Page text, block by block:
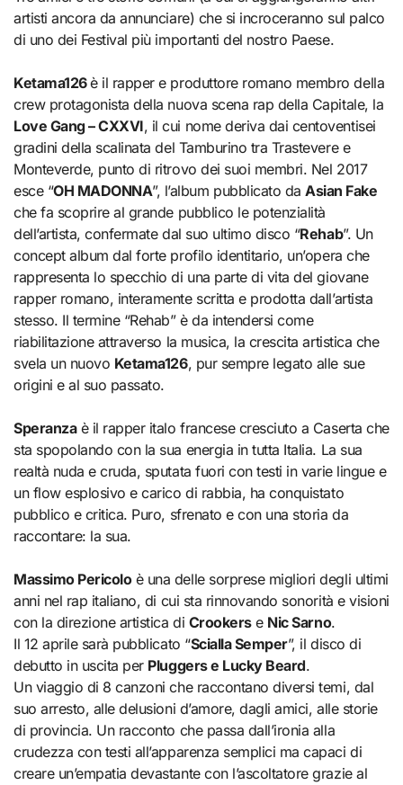
artisti ancora da annunciare) che si incroceranno sul palco
di uno dei Festival più importanti del nostro Paese.
Ketama126è il rapper e produttore romano membro della
crew protagonista della nuova scena rap della Capitale, la
Love Gang – CXXVI, il cui nome deriva dai centoventisei
gradini della scalinata del Tamburino tra Trastevere e
Monteverde, punto di ritrovo dei suoi membri. Nel 2017
esce “OH MADONNA”, l’album pubblicato daAsian Fake
che fa scoprire al grande pubblico le potenzialità
dell’artista, confermate dal suo ultimo disco “Rehab”. Un
concept album dal forte profilo identitario, un’opera che
rappresenta lo specchio di una parte di vita del giovane
rapper romano, interamente scritta e prodotta dall’artista
stesso. Il termine “Rehab” è da intendersi come
riabilitazione attraverso la musica, la crescita artistica che
svela un nuovo Ketama126, pur sempre legato alle sue
origini e al suo passato.
Speranzaè il rapper italo francese cresciuto a Caserta che
sta spopolando con la sua energia in tutta Italia. La sua
realtà nuda e cruda, sputata fuori con testi in varie lingue e
un flow esplosivo e carico di rabbia, ha conquistato
pubblico e critica. Puro, sfrenato e con una storia da
raccontare: la sua.
Massimo Pericoloè una delle sorprese migliori degli ultimi
anni nel rap italiano, di cui sta rinnovando sonorità e visioni
con la direzione artistica di Crookerse Nic Sarno.
Il 12 aprile sarà pubblicato “Scialla Semper”, il disco di
debutto in uscita per Pluggers e Lucky Beard.
Un viaggio di 8 canzoni che raccontano diversi temi, dal
suo arresto, alle delusioni d’amore, dagli amici, alle storie
di provincia. Un racconto che passa dall’ironia alla
crudezza con testi all’apparenza semplici ma capaci di
creare un’empatia devastante con l’ascoltatore grazie al